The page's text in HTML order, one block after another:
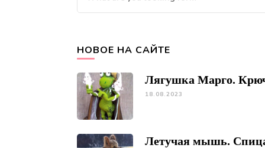
for
НОВОЕ НА САЙТЕ
Лягушка Марго.
18.08.2023
Летучая мышь.